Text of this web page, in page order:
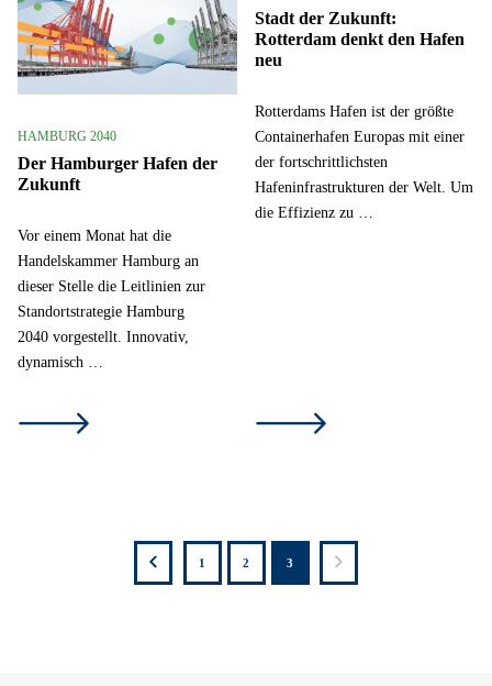
HAMBURG 2040
Der Hamburger Hafen der
Zukunft
Vor einem Monat hat die
Handelskammer Hamburg an
dieser Stelle die Leitlinien zur
Standortstrategie Hamburg
2040 vorgestellt. Innovativ,
dynamisch …
Stadt der Zukunft:
Rotterdam denkt den Hafen
neu
Rotterdams Hafen ist der größte
Containerhafen Europas mit einer
der fortschrittlichsten
Hafeninfrastrukturen der Welt. Um
die Effizienz zu …
zutück
1 2 3
weiter